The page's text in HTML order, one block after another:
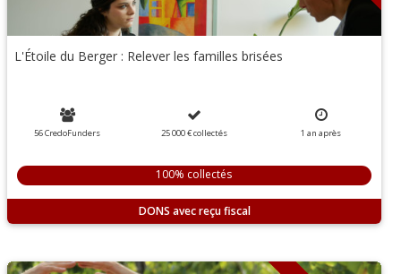
L'Étoile du Berger : Relever les familles brisées
56 CredoFunders 25 000 €collectés 1 an après
100% collectés
DONS